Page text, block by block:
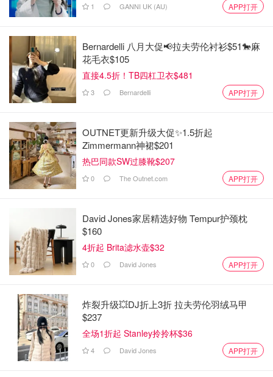
1 GANNI UK (AU) APP打开
Bernardelli 八月大促📢拉夫劳伦衬衫$51🐎麻
花毛衣$105
直接4.5折！TB四杠卫衣$481
3 Bernardelli APP打开
OUTNET更新升级大促✨1.5折起
Zimmermann神裙$201
热巴同款SW过膝靴$207
0 The Outnet.com APP打开
David Jones家居精选好物 Tempur护颈枕
$160
4折起 Brita滤水壶$32
0 David Jones APP打开
炸裂升级💥DJ折上3折 拉夫劳伦羽绒马甲
$237
全场1折起 Stanley拎拎杯$36
4 David Jones APP打开